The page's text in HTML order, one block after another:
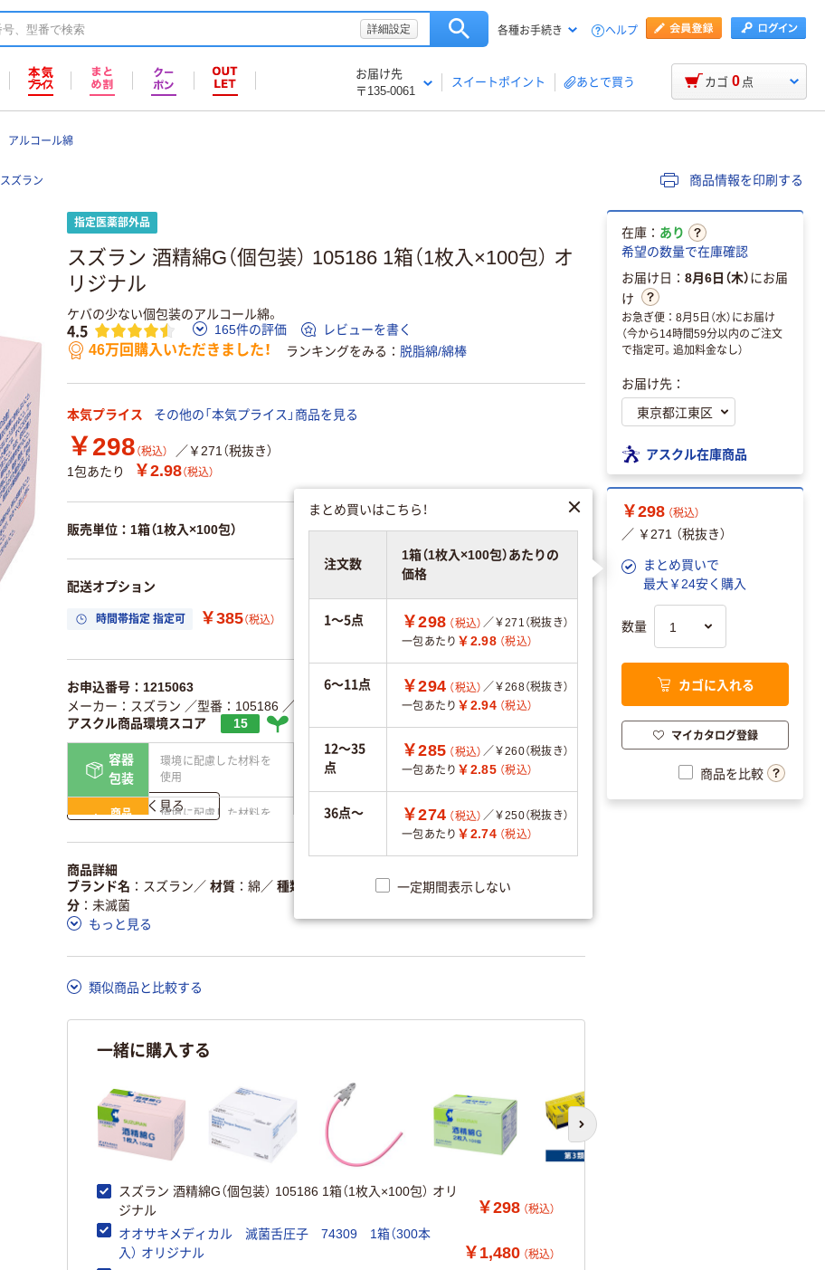
詳細設定 各種お手続き ヘルプ
お届け先
〒135-0061
スイートポイント あとで買う カゴ 0 点
アルコール綿
スズラン 商品情報を印刷する
指定医薬部外品
スズラン 酒精綿G（個包装） 105186 1箱（1枚入×100包） オ
リジナル
ケバの少ない個包装のアルコール綿。
4.5 165件の評価 レビューを書く
46万回購入いただきました！ ランキングをみる 脱脂綿/綿棒
本気プライス その他の「本気プライス」商品を見る
￥298 （税込）
／￥271（税抜き）
1包あたり
￥2.98（税込）
販売単位：1箱（1枚入×100包）
配送オプション
時間帯指定 指定可 ￥385（税込） 置き場所指定 利用可
お申込番号：1215063
メーカー：スズラン ／型番：105186 ／JANコード：4545766051867
アスクル商品環境スコア
15
容器
包装
環境に配慮した材料を
使用
省資源・無包装
分別・リサイクルしやす
い設計
商品
環境に配慮した材料を
省資源・省エネ・節水
分別・リサイクルし
やすい設計
仕組
ある
削減
この商品の環境配慮ポイントです。詳しくはページ下部の商品詳細「
ア詳細／加点項目
詳しく見る
商品詳細
ブランド名
スズラン ／ 材質 綿 ／ 種類 ／ 寸法 3.7×8cm(2折)
分
未滅菌
もっと見る
類似商品と比較する
一緒に購入する
次のスライドへ
スズラン 酒精綿G（個包装） 105186 1箱（1枚入×100包） オリ
ジナル
￥298 （税込）
オオサキメディカル 滅菌舌圧子 74309 1箱（300本
入） オリジナル
￥1,480 （税込）
在庫： あり
希望の数量で在庫確認
お届け日： 8月6日（木）にお届
け
お急ぎ便：8月5日（水）にお届け
（今から14時間59分以内のご注文
で指定可。追加料金なし）
お届け先：
アスクル在庫商品
￥298 （税込）
／ ￥271 （税抜き）
まとめ買いで
最大￥24安く購入
まとめ買いはこちら！
注文数
1箱（1枚入×100包）あたりの
価格
1～5点 ￥298 （税込） ／￥271（税抜き）
一包あたり ￥2.98 （税込）
6～11点 ￥294 （税込） ／￥268（税抜き）
一包あたり ￥2.94 （税込）
12～35
点
￥285 （税込） ／￥260（税抜き）
一包あたり ￥2.85 （税込）
36点～ ￥274 （税込） ／￥250（税抜き）
一包あたり ￥2.74 （税込）
一定期間表示しない
数量
カゴに入れる
マイカタログ登録
商品を比較